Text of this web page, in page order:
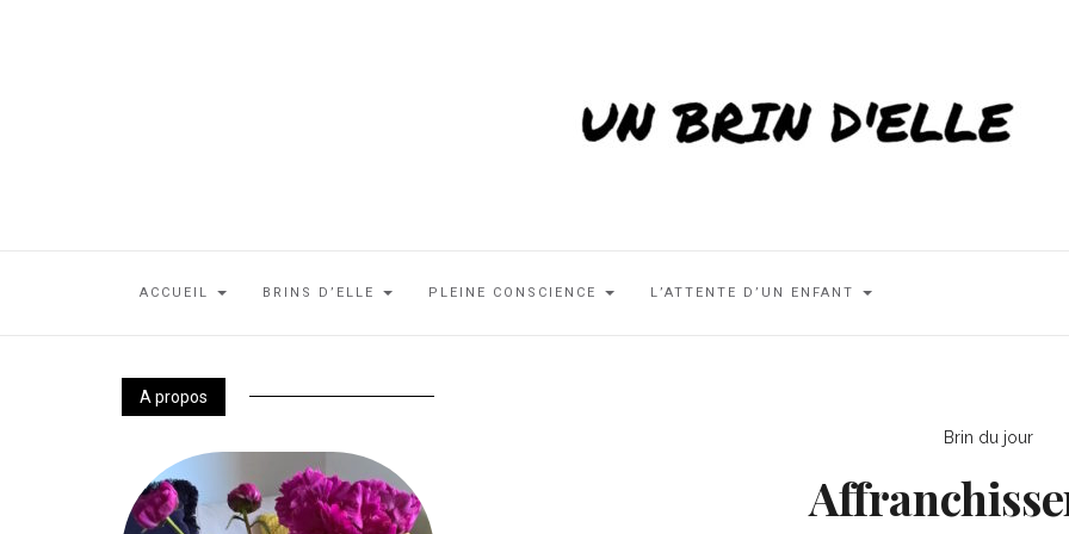
ACCUEIL BRINS D’ELLE PLEINE CONSCIENCE L’ATTENTE D’UN ENFANT
Brin du jour
A propos